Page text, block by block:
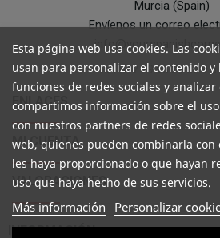
Murcia (Spain)
Envíenos un correo
+34 647 29 98 21 de 9 a
ENLACES
MI CUENTA
VALORACIONES
INFORMACIÓN
Esta página web usa cookies. Las
usan para personalizar el contenido y
funciones de redes sociales y
compartimos información sobre el
con nuestros partners de redes
web, quienes pueden combinarla
les haya proporcionado o que hayan
uso que haya hecho de sus servicios.
Más información Personalizar